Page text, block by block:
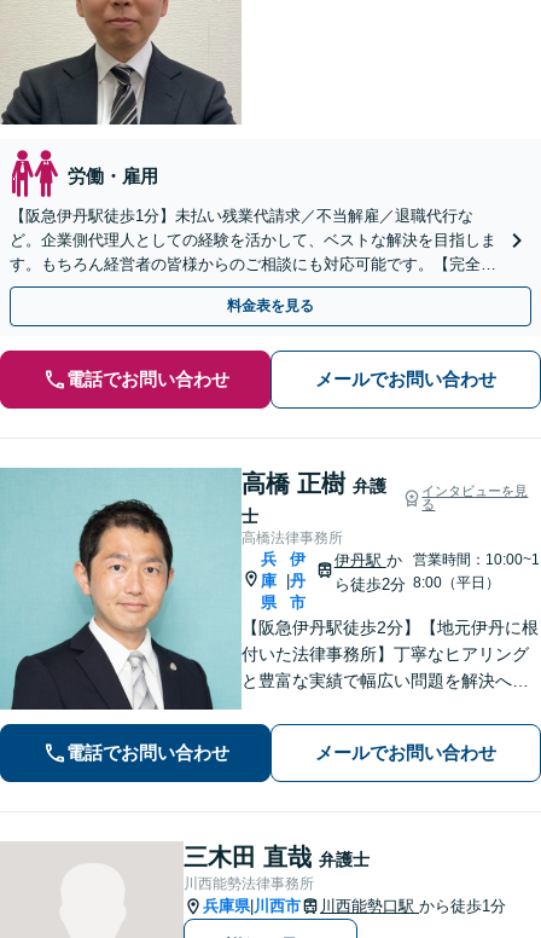
労働・雇用
【阪急伊丹駅徒歩1分】未払い残業代請求／不当解雇／退職代行な
ど。企業側代理人としての経験を活かして、ベストな解決を目指しま
す。もちろん経営者の皆様からのご相談にも対応可能です。【完全個
室対応】
料金表を見る
電話でお問い合わせ メールでお問い合わせ
高橋 正樹 弁護
士
インタビューを見
る
高橋法律事務所
兵
庫
県
伊
丹
市
伊丹駅 か
ら徒歩2分
営業時間：10:00~1
8:00（平日）
【阪急伊丹駅徒歩2分】【地元伊丹に根
付いた法律事務所】丁寧なヒアリング
と豊富な実績で幅広い問題を解決へ導
請求／面会交流など【相続・遺言】相
続放棄／遺産分割調停など【電話・メ
ール相談初回無料】【休日夜間対応
可】
電話でお問い合わせ メールでお問い合わせ
三木田 直哉 弁護士
川西能勢法律事務所
兵庫県| 川西市 川西能勢口駅 から徒歩1分